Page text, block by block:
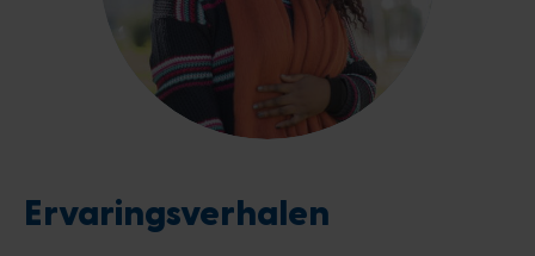
Ervaringsverhalen